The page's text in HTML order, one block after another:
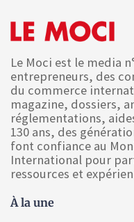
Le Moci est le media
entrepreneurs, des
du commerce
magazine, dossiers,
réglementations,
130 ans, des
font confiance au
International pour
ressources et
À la une